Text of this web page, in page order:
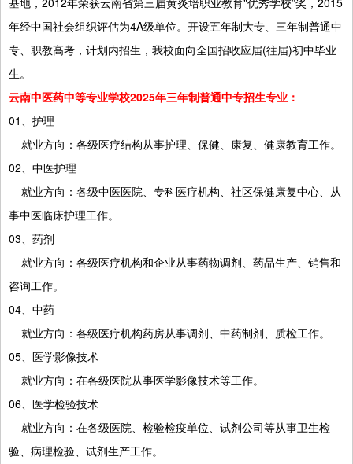
年经中国社会组织评估为4A级单位。开设五年制大专、三年制普通中
专、职教高考，计划内招生，我校面向全国招收应届(往届)初中毕业
生。
云南中医药中等专业学校2025年三年制普通中专招生专业：
01、护理
就业方向：各级医疗结构从事护理、保健、康复、健康教育工作。
02、中医护理
就业方向：各级中医医院、专科医疗机构、社区保健康复中心、从
事中医临床护理工作。
03、药剂
就业方向：各级医疗机构和企业从事药物调剂、药品生产、销售和
咨询工作。
04、中药
就业方向：各级医疗机构药房从事调剂、中药制剂、质检工作。
05、医学影像技术
就业方向：在各级医院从事医学影像技术等工作。
06、医学检验技术
就业方向：在各级医院、检验检疫单位、试剂公司等从事卫生检
验、病理检验、试剂生产工作。